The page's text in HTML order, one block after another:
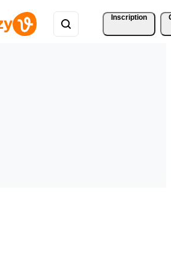
Inscription